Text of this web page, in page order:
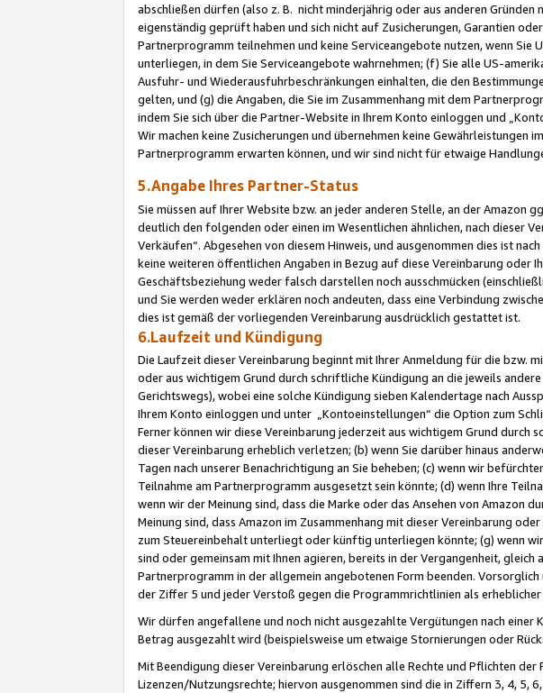
abschließen dürfen (also z. B. nicht minderjährig oder aus anderen
eigenständig geprüft haben und sich nicht auf Zusicherungen, Garantien
Partnerprogramm teilnehmen und keine Serviceangebote nutzen, wenn Sie
unterliegen, in dem Sie Serviceangebote wahrnehmen; (f) Sie alle US-
Ausfuhr- und Wiederausfuhrbeschränkungen einhalten, die den
gelten, und (g) die Angaben, die Sie im Zusammenhang mit dem
indem Sie sich über die Partner-Website in Ihrem Konto einloggen und
Wir machen keine Zusicherungen und übernehmen keine Gewährleistungen
Partnerprogramm erwarten können, und wir sind nicht für etwaige
5.Angabe Ihres Partner-Status
Sie müssen auf Ihrer Website bzw. an jeder anderen Stelle, an der
deutlich den folgenden oder einen im Wesentlichen ähnlichen, nach dieser
Verkäufen“. Abgesehen von diesem Hinweis, und ausgenommen dies ist
keine weiteren öffentlichen Angaben in Bezug auf diese Vereinbarung oder
Geschäftsbeziehung weder falsch darstellen noch ausschmücken
und Sie werden weder erklären noch andeuten, dass eine Verbindung
dies ist gemäß der vorliegenden Vereinbarung ausdrücklich gestattet ist.
6.Laufzeit und Kündigung
Die Laufzeit dieser Vereinbarung beginnt mit Ihrer Anmeldung für die bzw.
oder aus wichtigem Grund durch schriftliche Kündigung an die jeweils
Gerichtswegs), wobei eine solche Kündigung sieben Kalendertage nach
Ihrem Konto einloggen und unter „Kontoeinstellungen“ die Option zum
Ferner können wir diese Vereinbarung jederzeit aus wichtigem Grund durch
dieser Vereinbarung erheblich verletzen; (b) wenn Sie darüber hinaus
Tagen nach unserer Benachrichtigung an Sie beheben; (c) wenn wir
Teilnahme am Partnerprogramm ausgesetzt sein könnte; (d) wenn Ihre
wenn wir der Meinung sind, dass die Marke oder das Ansehen von Amazon
Meinung sind, dass Amazon im Zusammenhang mit dieser Vereinbarung
zum Steuereinbehalt unterliegt oder künftig unterliegen könnte; (g) wenn
sind oder gemeinsam mit Ihnen agieren, bereits in der Vergangenheit,
Partnerprogramm in der allgemein angebotenen Form beenden.
der Ziffer 5 und jeder Verstoß gegen die Programmrichtlinien als
Wir dürfen angefallene und noch nicht ausgezahlte Vergütungen nach
Betrag ausgezahlt wird (beispielsweise um etwaige Stornierungen oder
Mit Beendigung dieser Vereinbarung erlöschen alle Rechte und Pflichten
Lizenzen/Nutzungsrechte; hiervon ausgenommen sind die in Ziffern 3, 4, 5,